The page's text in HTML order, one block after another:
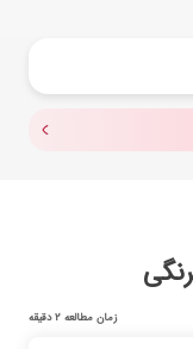
زمان مطالعه 2 دقیقه